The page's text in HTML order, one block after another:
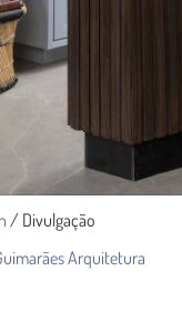
/ Divulgação
Arquitetura